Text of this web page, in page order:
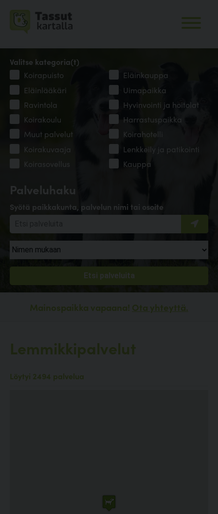
Palveluhaku
Syötä paikkakunta, palvelun nimi tai osoite
Valitse kategoria(t)
Koirapuisto
Eläinkauppa
Eläinlääkäri
Uimapaikka
Ravintola
Hyvinvointi ja hoitolat
Koirakoulu
Harrastuspaikka
Muut palvelut
Koirahotelli
Koirakuvaaja
Lenkkeily ja patikointi
Koirasovellus
Kauppa
Mainospaikka vapaana! Ota yhteyttä.
Lemmikkipalvelut
Löytyi 2494 palvelua